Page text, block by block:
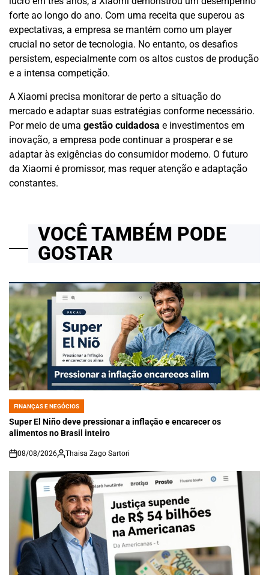
forte ao longo do ano. Com uma receita que superou as
expectativas, a empresa se mantém como um player
crucial no setor de tecnologia. No entanto, os desafios
persistem, especialmente com os altos custos de produção
e a intensa competição.
A Xiaomi precisa monitorar de perto a situação do
mercado e adaptar suas estratégias conforme necessário.
Por meio de uma gestão cuidadosa e investimentos em
inovação, a empresa pode continuar a prosperar e se
adaptar às exigências do consumidor moderno. O futuro
da Xiaomi é promissor, mas requer atenção e adaptação
constantes.
VOCÊ TAMBÉM PODE
GOSTAR
POSTED
IN
FINANÇAS E NEGÓCIOS
Super El Niño deve pressionar a inflação e encarecer os
alimentos no Brasil inteiro
on
08/08/2026 Thaisa Zago Sartori